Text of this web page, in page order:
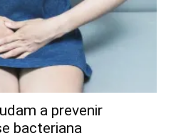
a prevenir
bacteriana